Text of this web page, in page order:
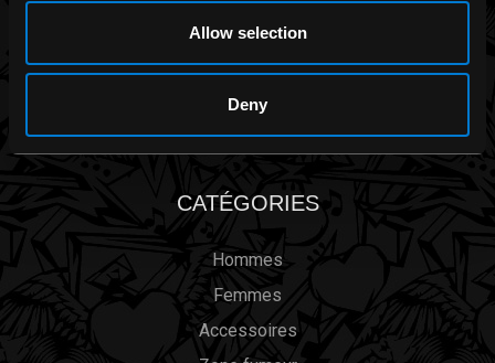
Allow selection
Deny
CATÉGORIES
Hommes
Femmes
Accessoires